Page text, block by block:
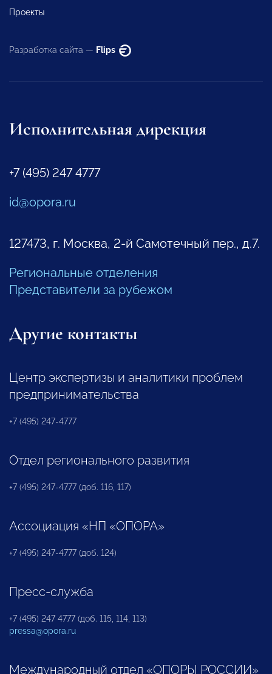
Проекты
Разработка сайта — Flips
Исполнительная дирекция
+7 (495) 247 4777
id@opora.ru
127473, г. Москва, 2-й Самотечный пер., д.7.
Региональные отделения
Представители за рубежом
Другие контакты
Центр экспертизы и аналитики проблем
предпринимательства
+7 (495) 247-4777
Отдел регионального развития
+7 (495) 247-4777 (доб. 116, 117)
Ассоциация «НП «ОПОРА»
+7 (495) 247-4777 (доб. 124)
Пресс-служба
+7 (495) 247 4777 (доб. 115, 114, 113)
pressa@opora.ru
Международный отдел «ОПОРЫ РОССИИ»